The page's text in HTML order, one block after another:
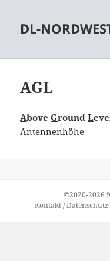
DL-
AGL
AboveGroundL
Antennenhöhe
©2020-2026
Kontakt/Datenschutz